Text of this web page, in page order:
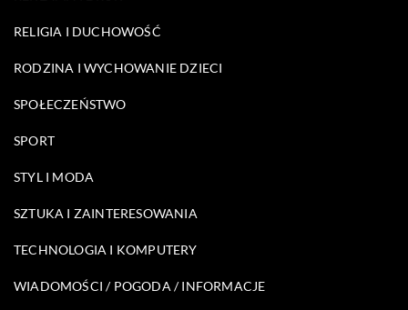
RELIGIA I DUCHOWOŚĆ
RODZINA I WYCHOWANIE DZIECI
SPOŁECZEŃSTWO
SPORT
STYL I MODA
SZTUKA I ZAINTERESOWANIA
TECHNOLOGIA I KOMPUTERY
WIADOMOŚCI / POGODA / INFORMACJE